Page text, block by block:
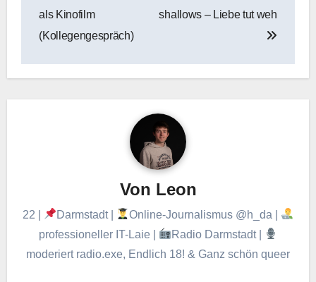
als Kinofilm
(Kollegengespräch)
shallows – Liebe tut weh
Von Leon
22 | Darmstadt |
Online-Journalismus @h_da |
professioneller IT-Laie |
Radio Darmstadt |
moderiert radio.exe, Endlich 18! & Ganz schön queer